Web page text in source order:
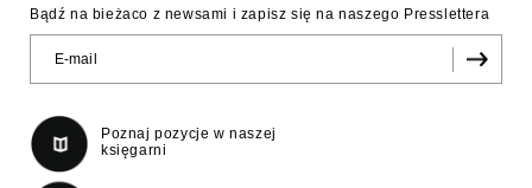
Bądź na bieżaco z newsami i zapisz się na naszego Presslettera
Poznaj pozycje w naszej
księgarni